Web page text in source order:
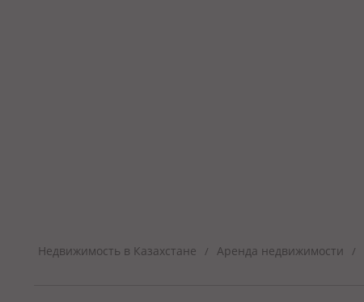
Недвижимость в Казахстане / Аренда недвижимости /